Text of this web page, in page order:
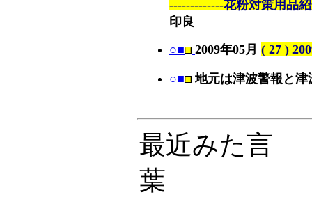
-------------花粉対策用品
印良
○■ 2009年05月 ( 27 )
○■ 地元は津波警報と
最近みた言
葉